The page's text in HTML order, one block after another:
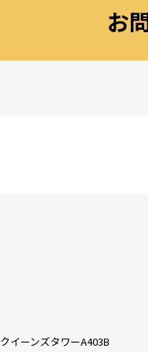
お
クイーンズタワーA403B